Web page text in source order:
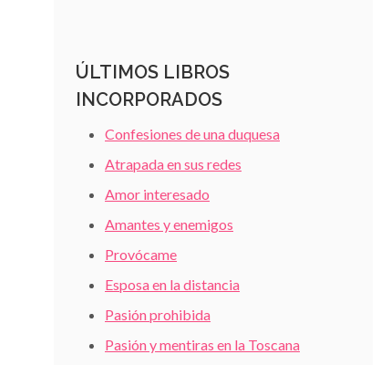
ÚLTIMOS LIBROS
INCORPORADOS
Confesiones de una duquesa
Atrapada en sus redes
Amor interesado
Amantes y enemigos
Provócame
Esposa en la distancia
Pasión prohibida
Pasión y mentiras en la Toscana